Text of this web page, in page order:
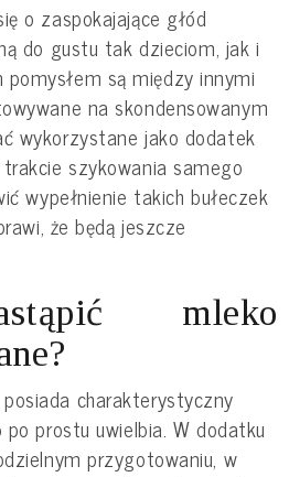
o zaspokajające głód
do gustu tak dzieciom, jak i
pomysłem są między innymi
na skondensowanym
wykorzystane jako dodatek
szykowania samego
wypełnienie takich bułeczek
że będą jeszcze
mleko
charakterystyczny
prostu uwielbia. W dodatku
przygotowaniu, w